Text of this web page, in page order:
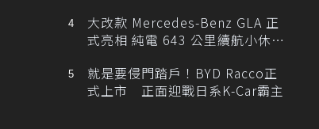
大改款 Mercedes-Benz GLA 正
式亮相 純電 643 公里續航小休
就是要侵門踏戶！BYD Racco正
式上市 正面迎戰日系K-Car霸主